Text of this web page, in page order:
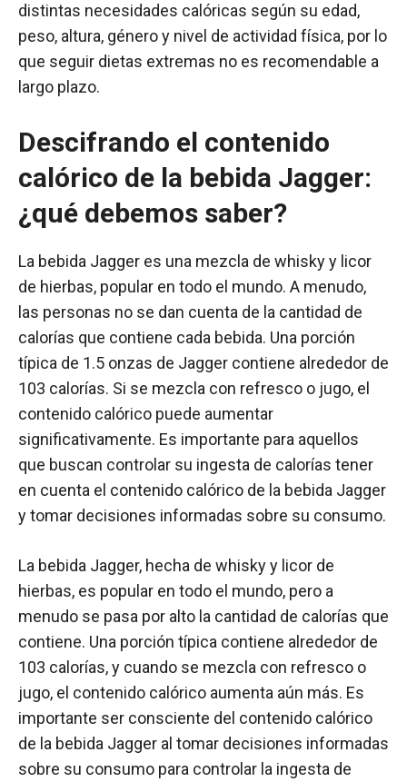
distintas necesidades calóricas según su edad,
peso, altura, género y nivel de actividad física, por lo
que seguir dietas extremas no es recomendable a
largo plazo.
Descifrando el contenido
calórico de la bebida Jagger:
¿qué debemos saber?
La bebida Jagger es una mezcla de whisky y licor
de hierbas, popular en todo el mundo. A menudo,
las personas no se dan cuenta de la cantidad de
calorías que contiene cada bebida. Una porción
típica de 1.5 onzas de Jagger contiene alrededor de
103 calorías. Si se mezcla con refresco o jugo, el
contenido calórico puede aumentar
significativamente. Es importante para aquellos
que buscan controlar su ingesta de calorías tener
en cuenta el contenido calórico de la bebida Jagger
y tomar decisiones informadas sobre su consumo.
La bebida Jagger, hecha de whisky y licor de
hierbas, es popular en todo el mundo, pero a
menudo se pasa por alto la cantidad de calorías que
contiene. Una porción típica contiene alrededor de
103 calorías, y cuando se mezcla con refresco o
jugo, el contenido calórico aumenta aún más. Es
importante ser consciente del contenido calórico
de la bebida Jagger al tomar decisiones informadas
sobre su consumo para controlar la ingesta de